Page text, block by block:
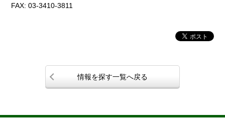
FAX: 03-3410-3811
情報を探す一覧へ戻る